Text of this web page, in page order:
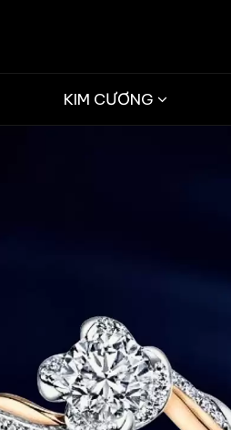
KIM CƯƠNG